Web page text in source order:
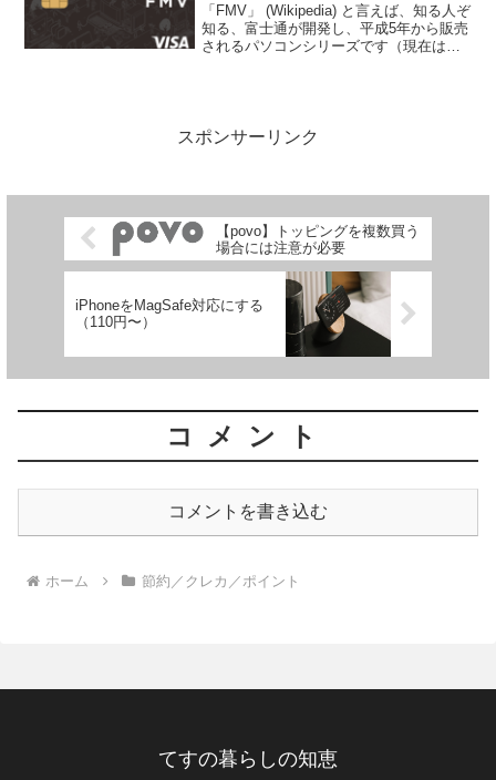
「FMV」 (Wikipedia) と言えば、知る人ぞ
知る、富士通が開発し、平成5年から販売
されるパソコンシリーズです（現在は富
スポンサーリンク
【povo】トッピングを複数買う
場合には注意が必要
iPhoneをMagSafe対応にする
（110円〜）
コメント
コメントを書き込む
ホーム 節約／クレカ／ポイント
てすの暮らしの知恵